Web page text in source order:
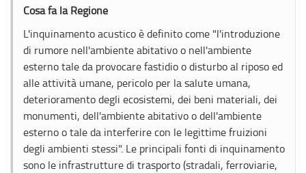
Cosa fa la Regione
L'inquinamento acustico è definito come "l'introduzione
di rumore nell'ambiente abitativo o nell'ambiente
esterno tale da provocare fastidio o disturbo al riposo ed
alle attività umane, pericolo per la salute umana,
deterioramento degli ecosistemi, dei beni materiali, dei
monumenti, dell'ambiente abitativo o dell'ambiente
esterno o tale da interferire con le legittime fruizioni
degli ambienti stessi". Le principali fonti di inquinamento
sono le infrastrutture di trasporto (stradali, ferroviarie,